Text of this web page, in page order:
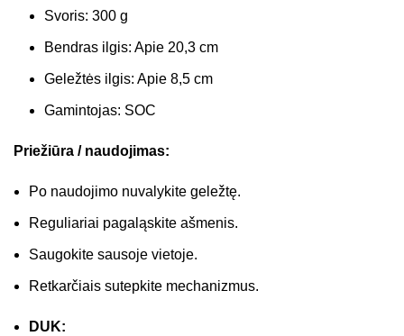
Svoris: 300 g
Bendras ilgis: Apie 20,3 cm
Geležtės ilgis: Apie 8,5 cm
Gamintojas: SOC
Priežiūra / naudojimas:
Po naudojimo nuvalykite geležtę.
Reguliariai pagaląskite ašmenis.
Saugokite sausoje vietoje.
Retkarčiais sutepkite mechanizmus.
DUK: